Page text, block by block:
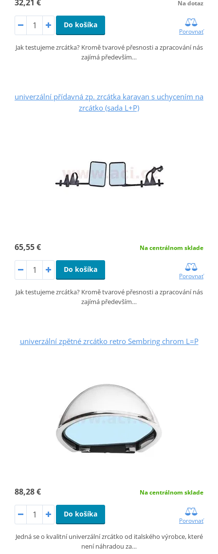
32,21 € Na dotaz
Do košíka
Porovnať
Jak testujeme zrcátka? Kromě tvarové přesnosti a zpracování nás
zajímá především…
univerzální přídavná zp. zrcátka karavan s uchycením na
zrcátko (sada L+P)
65,55 € Na centrálnom sklade
Do košíka
Porovnať
Jak testujeme zrcátka? Kromě tvarové přesnosti a zpracování nás
zajímá především…
univerzální zpětné zrcátko retro Sembring chrom L=P
88,28 € Na centrálnom sklade
Do košíka
Porovnať
Jedná se o kvalitní univerzální zrcátko od italského výrobce, které
není náhradou za…